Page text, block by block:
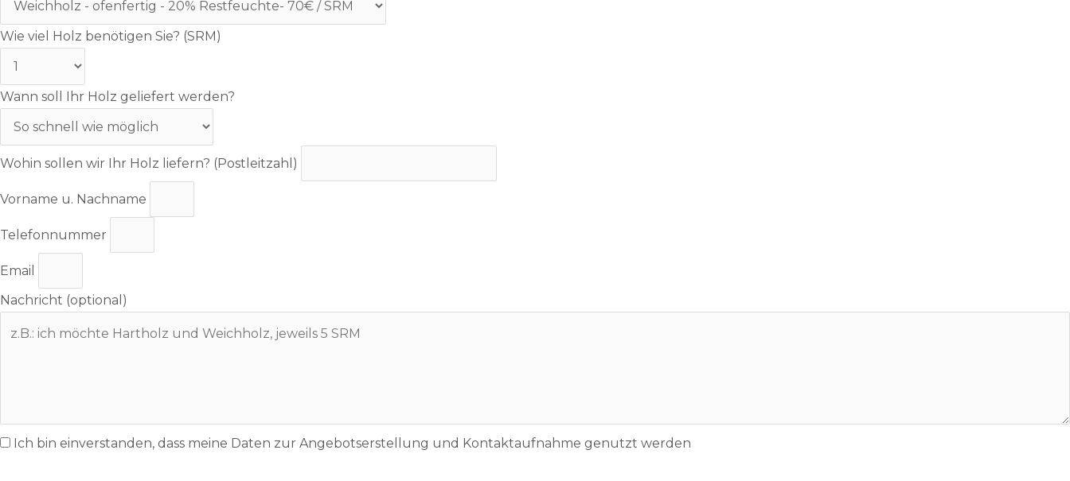
Wie viel Holz benötigen Sie? (SRM)
Wann soll Ihr Holz geliefert werden?
Wohin sollen wir Ihr Holz liefern? (Postleitzahl)
Vorname u. Nachname
Telefonnummer
Email
Nachricht (optional)
Ich bin einverstanden, dass meine Daten zur Angebotserstellung und Kontaktaufnahme genutzt werden